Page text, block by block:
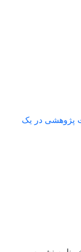
پژوهشی در یک